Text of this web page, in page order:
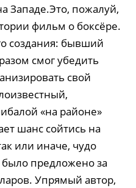
Западе.Это, пожалуй,
фильм о боксёре.
создания: бывший
смог убедить
свой
«на районе»
шанс сойтись на
или иначе, чудо
предложено за
Упрямый автор,